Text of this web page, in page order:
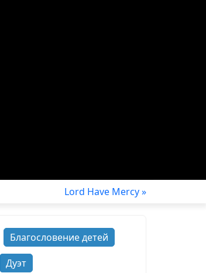
Lord Have Mercy »
Благословение детей
Дуэт